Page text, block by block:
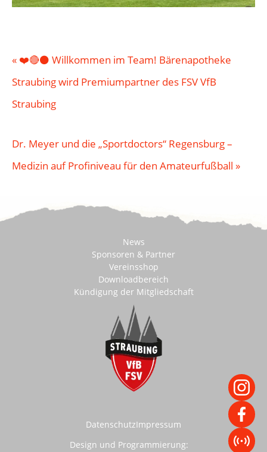
« ❤️🔴⚫ Willkommen im Team! Bärenapotheke
Straubing wird Premiumpartner des FSV VfB
Straubing
Dr. Meyer und die „Sportdoctors“ Regensburg –
Medizin auf Profiniveau für den Amateurfußball »
News
Sponsoren & Partner
Vereinsshop
Downloadbereich
Kündigung der Mitgliedschaft
DatenschutzImpressum
Design und Programmierung: